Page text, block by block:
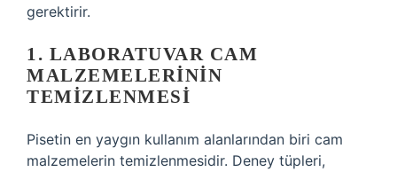
gerektirir.
1. LABORATUVAR CAM
MALZEMELERININ
TEMIZLENMESI
Pisetin en yaygın kullanım alanlarından biri cam
malzemelerin temizlenmesidir. Deney tüpleri,